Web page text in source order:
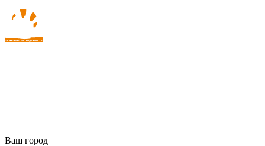
Ваш город